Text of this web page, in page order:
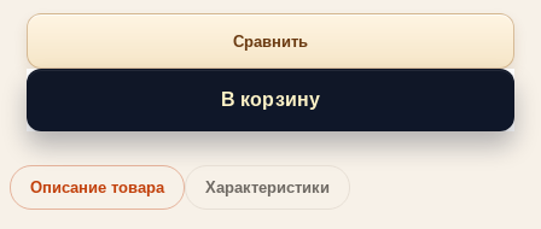
Сравнить
В корзину
Описание товара Характеристики